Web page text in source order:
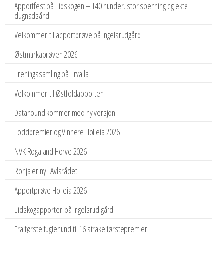
Apportfest på Eidskogen – 140 hunder, stor spenning og ekte
dugnadsånd
Velkommen til apportprøve på Ingelsrudgård
Østmarkaprøven 2026
Treningssamling på Ervalla
Velkommen til Østfoldapporten
Datahound kommer med ny versjon
Loddpremier og Vinnere Holleia 2026
NVK Rogaland Horve 2026
Ronja er ny i Avlsrådet
Apportprøve Holleia 2026
Eidskogapporten på Ingelsrud gård
Fra første fuglehund til 16 strake førstepremier